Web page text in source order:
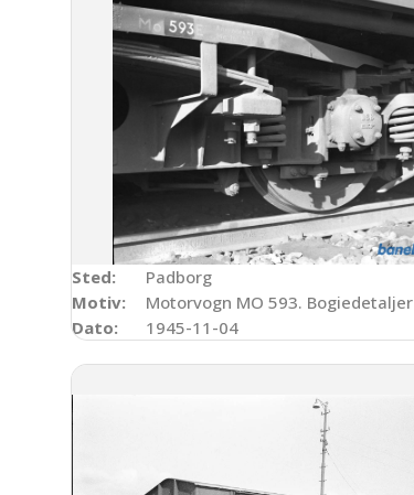
Sted:
Padborg
Motiv:
Motorvogn MO 593. Bogiedetaljer
Dato:
1945-11-04